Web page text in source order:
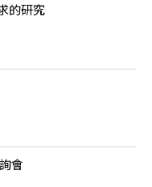
的研究
會